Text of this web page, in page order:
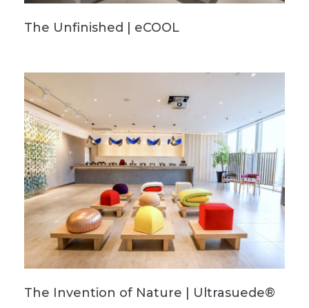
The Unfinished | eCOOL
The Invention of Nature | Ultrasuede®